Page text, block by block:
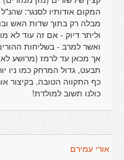
המקום אודותיו לסנגר:
מבלה רק בתוך שדות האש
וליתר דיוק - אם זה עוד לא
ואשר למרב - בשליחות
אך מכאן עד לרמז (מרושע
תבעט, גדול המרחק כמו ניו
כף התקווה הטובה. בקיצור
כולנו תשוב למולדת!
אורי עמירם